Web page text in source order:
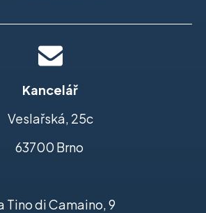
Kancelář
Veslařská, 25c
63700 Brno
Tino di Camaino, 9